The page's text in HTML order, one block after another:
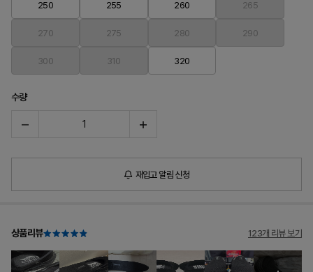
250 255 260 265
270 275 280 290
300 310 320
수량
재입고 알림 신청
상품리뷰 123개 리뷰 보기